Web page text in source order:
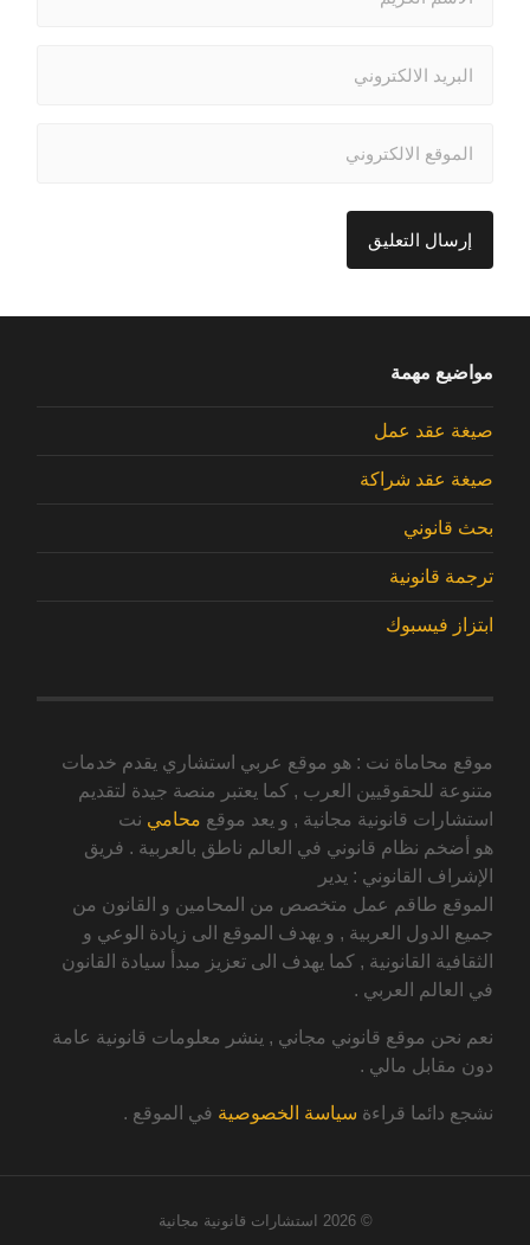
مواضيع مهمة
صيغة عقد عمل
صيغة عقد شراكة
بحث قانوني
ترجمة قانونية
ابتزاز فيسبوك
موقع محاماة نت : هو موقع عربي استشاري يقدم خدمات
متنوعة للحقوقيين العرب , كما يعتبر منصة جيدة لتقديم
استشارات قانونية مجانية , و يعد موقع محامي نت
هو أضخم نظام قانوني في العالم ناطق بالعربية . فريق
الإشراف القانوني : يدير
الموقع طاقم عمل متخصص من المحامين و القانون من
جميع الدول العربية , و يهدف الموقع الى زيادة الوعي و
الثقافية القانونية , كما يهدف الى تعزيز مبدأ سيادة القانون
في العالم العربي .
نعم نحن موقع قانوني مجاني , ينشر معلومات قانونية عامة
دون مقابل مالي .
نشجع دائما قراءة سياسة الخصوصية في الموقع .
© 2026 استشارات قانونية مجانية